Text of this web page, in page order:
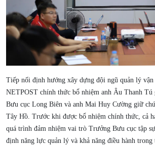
Tiếp nối định hướng xây dựng đội ngũ quản lý vận
NETPOST chính thức bổ nhiệm anh Âu Thanh
Bưu cục Long Biên và anh Mai Huy Cường giữ
Tây Hồ. Trước khi được bổ nhiệm chính thức, cả
quá trình đảm nhiệm vai trò Trưởng Bưu cục tập
định năng lực quản lý và khả năng điều hành trong